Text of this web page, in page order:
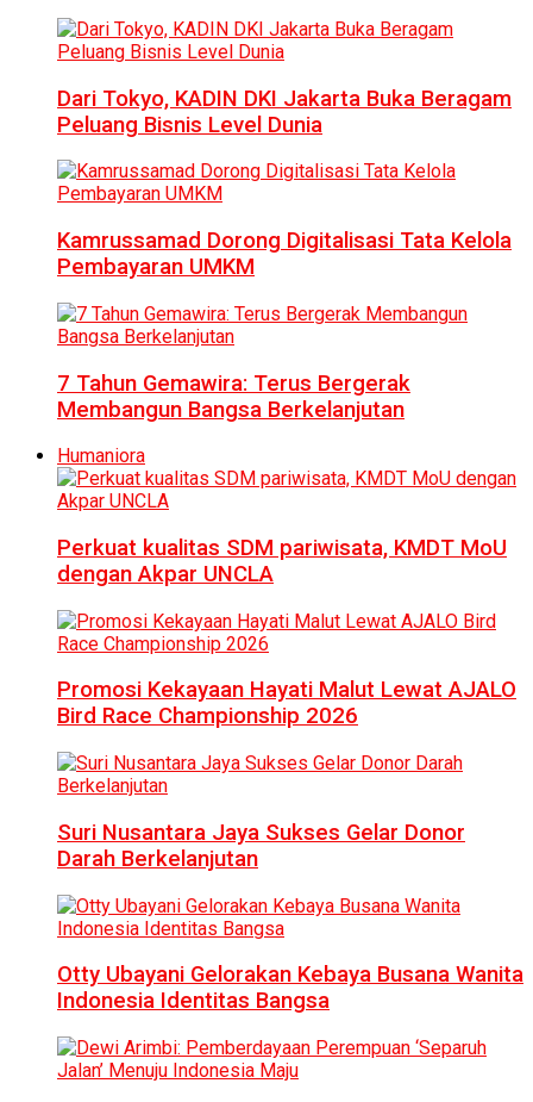
Dari Tokyo, KADIN DKI Jakarta Buka Beragam
Peluang Bisnis Level Dunia
Kamrussamad Dorong Digitalisasi Tata Kelola
Pembayaran UMKM
7 Tahun Gemawira: Terus Bergerak
Membangun Bangsa Berkelanjutan
Humaniora
Perkuat kualitas SDM pariwisata, KMDT MoU
dengan Akpar UNCLA
Promosi Kekayaan Hayati Malut Lewat AJALO
Bird Race Championship 2026
Suri Nusantara Jaya Sukses Gelar Donor
Darah Berkelanjutan
Otty Ubayani Gelorakan Kebaya Busana Wanita
Indonesia Identitas Bangsa